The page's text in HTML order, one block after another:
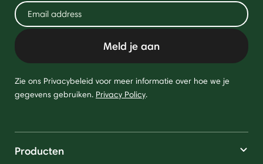
Meld je aan
Zie ons Privacybeleid voor meer informatie over hoe we je
gegevens gebruiken. Privacy Policy.
Producten